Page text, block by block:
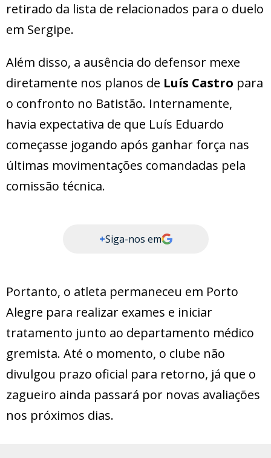
retirado da lista de relacionados para o duelo
em Sergipe.
Além disso, a ausência do defensor mexe
diretamente nos planos de Luís Castro para
o confronto no Batistão. Internamente,
havia expectativa de que Luís Eduardo
começasse jogando após ganhar força nas
últimas movimentações comandadas pela
comissão técnica.
+Siga-nos em
Portanto, o atleta permaneceu em Porto
Alegre para realizar exames e iniciar
tratamento junto ao departamento médico
gremista. Até o momento, o clube não
divulgou prazo oficial para retorno, já que o
zagueiro ainda passará por novas avaliações
nos próximos dias.